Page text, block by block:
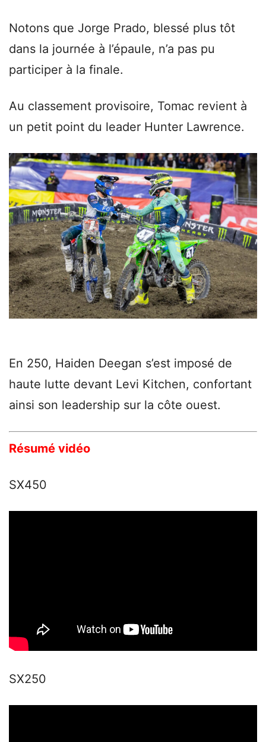
Notons que Jorge Prado, blessé plus tôt
dans la journée à l’épaule, n’a pas pu
participer à la finale.
Au classement provisoire, Tomac revient à
un petit point du leader Hunter Lawrence.
En 250, Haiden Deegan s’est imposé de
haute lutte devant Levi Kitchen, confortant
ainsi son leadership sur la côte ouest.
Résumé vidéo
SX450
SX250